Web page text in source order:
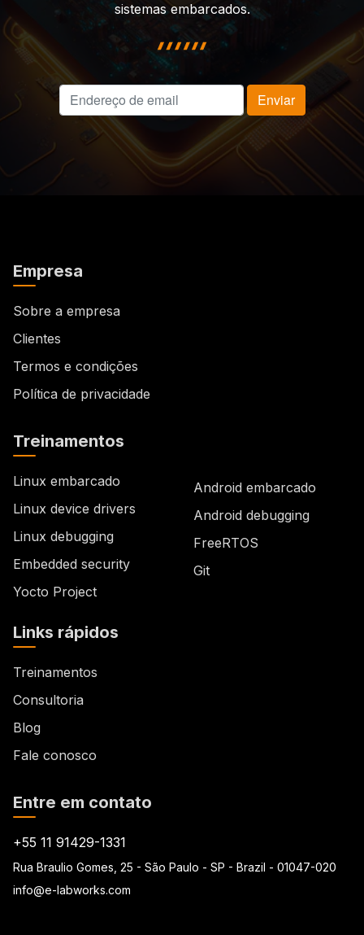
sistemas embarcados.
highlight shape
Empresa
Sobre a empresa
Clientes
Termos e condições
Política de privacidade
Treinamentos
Linux embarcado
Linux device drivers
Linux debugging
Embedded security
Yocto Project
Android embarcado
Android debugging
FreeRTOS
Git
Links rápidos
Treinamentos
Consultoria
Blog
Fale conosco
Entre em contato
+55 11 91429-1331
Rua Braulio Gomes, 25 - São Paulo - SP - Brazil - 01047-020
info@e-labworks.com